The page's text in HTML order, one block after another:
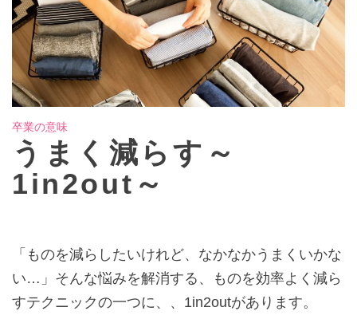
ッ
録
卒業の意味
うまく減らす～
1in2out～
「ものを減らしたいけれど、なかなかうまくいかな
い…」そんな悩みを解消する、ものを効率よく減ら
すテクニックの一つに、、1in2outがあります。